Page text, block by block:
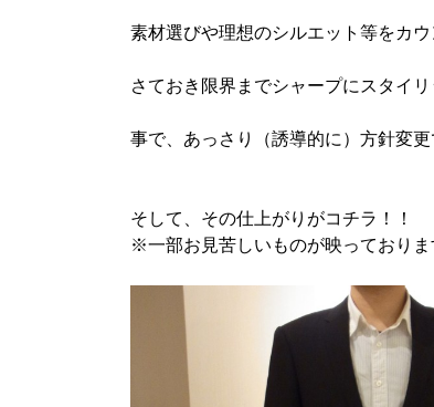
素材選びや理想のシルエット等をカ
さておき限界までシャープにスタイ
事で、あっさり（誘導的に）方針変更
そして、その仕上がりがコチラ！！
※一部お見苦しいものが映っておりま